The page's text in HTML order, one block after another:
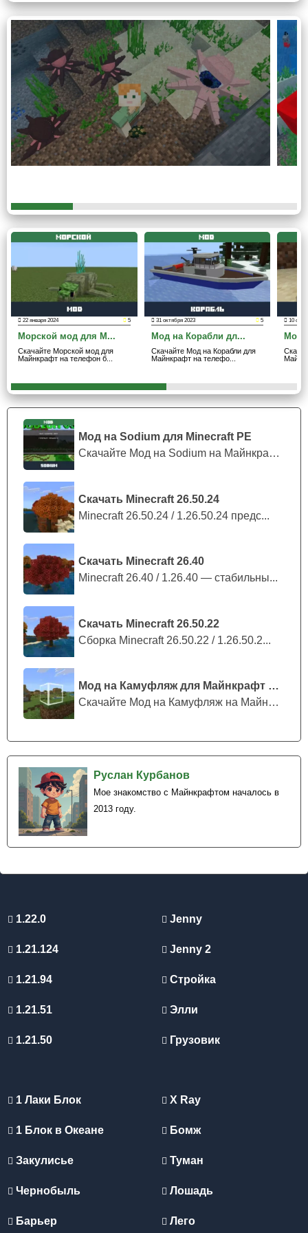
Мод на Sodium для Minecraft PE
Скачайте Мод на Sodium на Майнкрафт П...
Скачать Minecraft 26.50.24
Minecraft 26.50.24 / 1.26.50.24 предс...
Скачать Minecraft 26.40
Minecraft 26.40 / 1.26.40 — стабильны...
Скачать Minecraft 26.50.22
Сборка Minecraft 26.50.22 / 1.26.50.2...
Мод на Камуфляж для Майнкрафт ПЕ
Скачайте Мод на Камуфляж на Майнкрафт...
Руслан Курбанов
Мое знакомство с Майнкрафтом началось в
2013 году.
Моря и океаны
Данныймод по достоинству оценят гурманы,
увлекающиеся морской продукциейMinecraft PE. Так
как огромный выбор разных гадов можно встретить на
глубине океана.
Те, кто собирается охотиться именно на осьминога,
должны знать, что из-за своего бежевого цвета,
обязательно обрадуют своим вкусом. Или послужат в
качество декора в аквариуме.
Подводные монстры
Этот мод настоящая находка для тех, кто является
фанатом разных монстров, имеющих необычный вид в
Майнкрафт ПЕ. После загрузки аддона можно сразу
уникальносамо по себе.
Дополнение предлагает крафтерам встретиться с
сильнейшими боссами. Среди которых есть
осьминог с огромным глазом.
Более того, он настолько страшный и гигантский, что
один только его взгляд заставляет застыть на месте.
22 января 2024 5
Морской мод для M...
Скачайте Морской мод для
Майнкрафт на телефон б...
31 октября 2023 5
Мод на Корабли дл...
Скачайте Мод на Корабли для
Майнкрафт на телефо...
10
Мод
1.22.0
1.21.124
1.21.94
1.21.51
1.21.50
Jenny
Jenny 2
Стройка
Элли
Грузовик
1 Лаки Блок
1 Блок в Океане
Закулисье
Чернобыль
Барьер
X Ray
Бомж
Туман
Лошадь
Лего